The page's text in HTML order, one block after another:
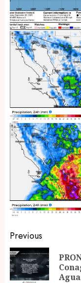
Post
navigation
Previous